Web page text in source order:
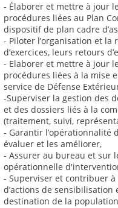
- Élaborer et mettre à jour
procédures liées au Plan
dispositif de plan cadre
- Piloter l’organisation et la
d’exercices, leurs retours
- Elaborer et mettre à jour
procédures liées à la mise
service de Défense
-Superviser la gestion des
et des dossiers liés à la
(traitement, suivi,
- Garantir l’opérationnalité
évaluer et les améliorer,
- Assurer au bureau et sur
opérationnelle
- Superviser et contribuer
d’actions de sensibilisation
destination de la